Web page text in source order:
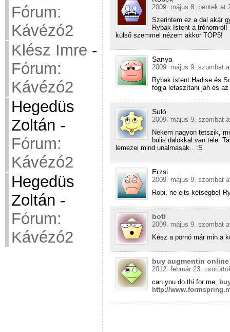
Fórum:
Kávézó2
Klész Imre -
Fórum:
Kávézó2
Hegedüs
Zoltán -
Fórum:
Kávézó2
Hegedüs
Zoltán -
Fórum:
Kávézó2
2009. május 8. péntek at
Szerintem ez a dal akár
Rybak Istent a
külső szemmel nézem akkor TOP5!
Sanya
2009. május 9. szombat
Rybak istent Hadise és
fogja letaszítani jah és
Suló
2009. május 9. szombat
Nekem nagyon tetszik,
bulis dalokkal van tele.
lemezei mind unalmasak…:S
Erzsi
2009. május 9. szombat
Robi, ne ejts kétségbe!
boti
2009. május 9. szombat
Kész a pornó már min a
buy augmentin online
2012. február 23.
can you do thi for me,
http://